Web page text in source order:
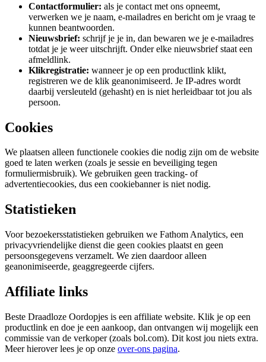
Contactformulier: als je contact met ons opneemt,
verwerken we je naam, e-mailadres en bericht om je vraag te
kunnen beantwoorden.
Nieuwsbrief: schrijf je je in, dan bewaren we je e-mailadres
totdat je je weer uitschrijft. Onder elke nieuwsbrief staat een
afmeldlink.
Klikregistratie: wanneer je op een productlink klikt,
registreren we de klik geanonimiseerd. Je IP-adres wordt
daarbij versleuteld (gehasht) en is niet herleidbaar tot jou als
persoon.
Cookies
We plaatsen alleen functionele cookies die nodig zijn om de website
goed te laten werken (zoals je sessie en beveiliging tegen
formuliermisbruik). We gebruiken geen tracking- of
advertentiecookies, dus een cookiebanner is niet nodig.
Statistieken
Voor bezoekersstatistieken gebruiken we Fathom Analytics, een
privacyvriendelijke dienst die geen cookies plaatst en geen
persoonsgegevens verzamelt. We zien daardoor alleen
geanonimiseerde, geaggregeerde cijfers.
Affiliate links
Beste Draadloze Oordopjes is een affiliate website. Klik je op een
productlink en doe je een aankoop, dan ontvangen wij mogelijk een
commissie van de verkoper (zoals bol.com). Dit kost jou niets extra.
Meer hierover lees je op onze over-ons pagina.